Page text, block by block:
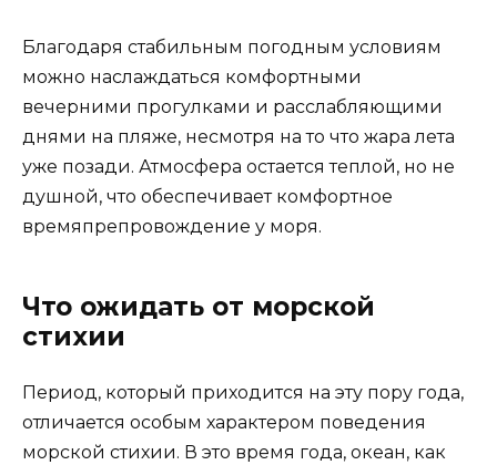
Благодаря стабильным погодным условиям
можно наслаждаться комфортными
вечерними прогулками и расслабляющими
днями на пляже, несмотря на то что жара лета
уже позади. Атмосфера остается теплой, но не
душной, что обеспечивает комфортное
времяпрепровождение у моря.
Что ожидать от морской
стихии
Период, который приходится на эту пору года,
отличается особым характером поведения
морской стихии. В это время года, океан, как